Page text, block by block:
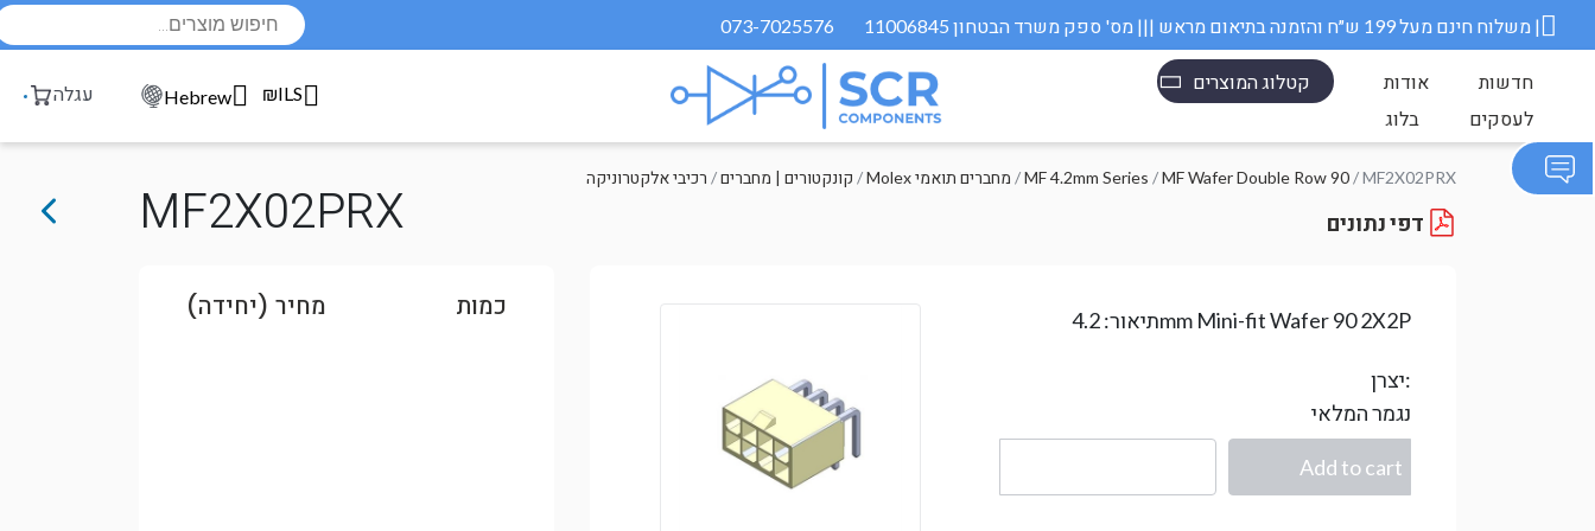
073-7025576 משלוח חינם מעל 199 ש״ח והזמנה בתיאום מראש ||| מס' ספק משרד הבטחון 11006845 |
קטלוג המוצרים אודות
חדשות
בלוג
לעסקים
עגלה Hebrew ₪ILS
רכיבי אלקטרוניקה /קונקטורים | מחברים / Molex מחברים תואמי /MF 4.2mm Series /MF Wafer Double Row 90/ MF2X02PRX
MF2X02PRX
תיאור:4.2mm Mini-fit Wafer 90 2X2P
יצרן:
נגמר המלאי
כמות מחיר (יחידה)